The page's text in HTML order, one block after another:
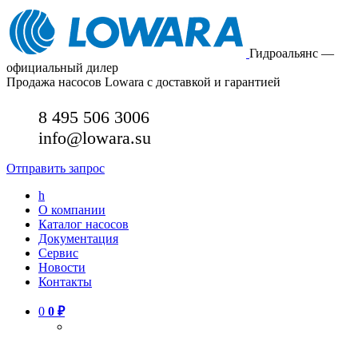
Гидроальянс —
официальный дилер
Продажа насосов Lowara с доставкой и гарантией
8 495 506 3006
info@lowara.su
Отправить запрос
h
О компании
Каталог насосов
Документация
Сервис
Новости
Контакты
0 0 ₽